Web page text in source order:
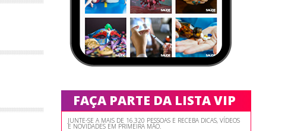
FAÇA PARTE DA LISTA VIP
JUNTE-SE A MAIS DE 16.320 PESSOAS E RECEBA DICAS, VÍDEOS
E NOVIDADES EM PRIMEIRA MÃO.